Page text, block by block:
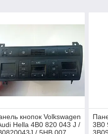
кнопок Volkswagen
Hella 4B0 820 043 J /
3B0